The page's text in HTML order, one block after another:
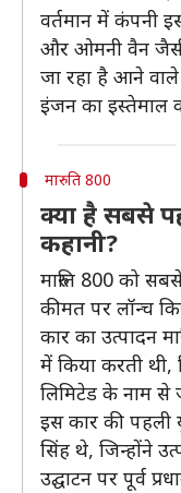
वर्तमान में कंपनी
और ओमनी वैन जैसी
जा रहा है आने
इंजन का इस्तेमाल
मारुति 800
क्या है सबसे
कहानी?
मारुति 800 को
कीमत पर लॉन्च
कार का उत्पादन
में किया करती
लिमिटेड के नाम से
इस कार की पहली
सिंह थे, जिन्होंने
उद्घाटन पर पूर्व